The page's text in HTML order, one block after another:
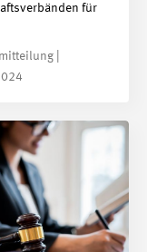
für
|